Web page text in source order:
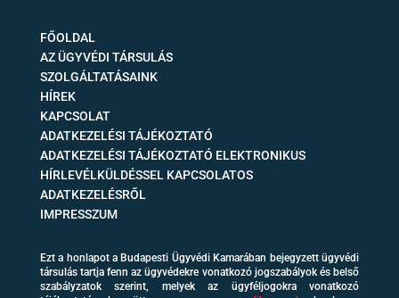
FŐOLDAL
AZ ÜGYVÉDI TÁRSULÁS
SZOLGÁLTATÁSAINK
HÍREK
KAPCSOLAT
ADATKEZELÉSI TÁJÉKOZTATÓ
ADATKEZELÉSI TÁJÉKOZTATÓ ELEKTRONIKUS
HÍRLEVÉLKÜLDÉSSEL KAPCSOLATOS
ADATKEZELÉSRŐL
IMPRESSZUM
Ezt a honlapot a Budapesti Ügyvédi Kamarában bejegyzett ügyvédi
társulás tartja fenn az ügyvédekre vonatkozó jogszabályok és belső
szabályzatok szerint, melyek az ügyféljogokra vonatkozó